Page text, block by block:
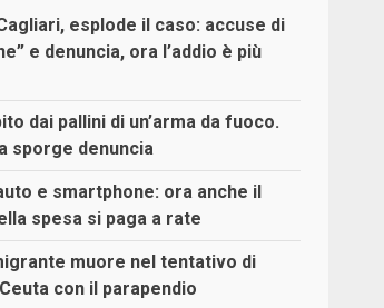
esplode il caso: accuse di
e denuncia, ora l’addio è più
dai pallini di un’arma da fuoco.
sporge denuncia
e smartphone: ora anche il
spesa si paga a rate
muore nel tentativo di
con il parapendio